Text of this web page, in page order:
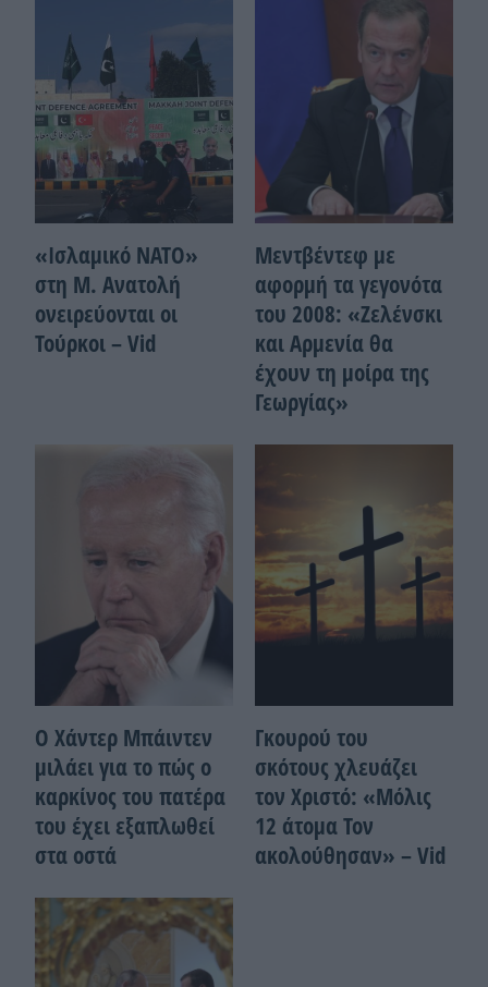
«Ισλαμικό ΝΑΤΟ»
στη Μ. Ανατολή
ονειρεύονται οι
Τούρκοι – Vid
Μεντβέντεφ με
αφορμή τα γεγονότα
του 2008: «Ζελένσκι
και Αρμενία θα
έχουν τη μοίρα της
Γεωργίας»
Ο Χάντερ Μπάιντεν
μιλάει για το πώς ο
καρκίνος του πατέρα
του έχει εξαπλωθεί
στα οστά
Γκουρού του
σκότους χλευάζει
τον Χριστό: «Μόλις
12 άτομα Τον
ακολούθησαν» – Vid